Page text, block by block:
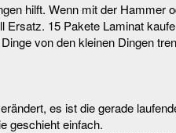
hilft. Wenn mit der Hammer
15 Pakete Laminat
von den kleinen Dingen
es ist die gerade
geschieht einfach.